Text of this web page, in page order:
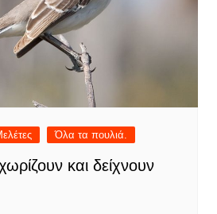
Όλα τα πουλιά.
και δείχνουν